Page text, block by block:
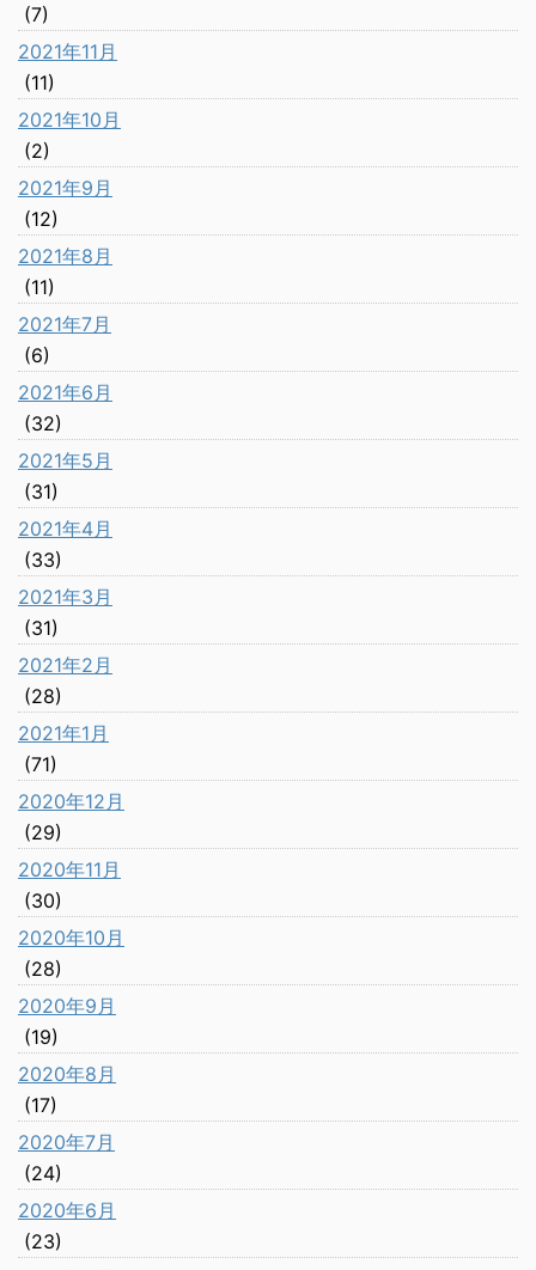
(7)
2021年11月
(11)
2021年10月
(2)
2021年9月
(12)
2021年8月
(11)
2021年7月
(6)
2021年6月
(32)
2021年5月
(31)
2021年4月
(33)
2021年3月
(31)
2021年2月
(28)
2021年1月
(71)
2020年12月
(29)
2020年11月
(30)
2020年10月
(28)
2020年9月
(19)
2020年8月
(17)
2020年7月
(24)
2020年6月
(23)